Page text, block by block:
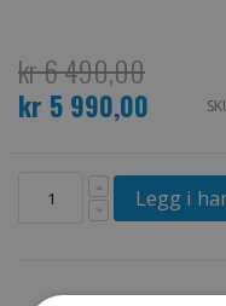
kr 6 490,00
Spesialpris
kr 5 990,00
Legg i